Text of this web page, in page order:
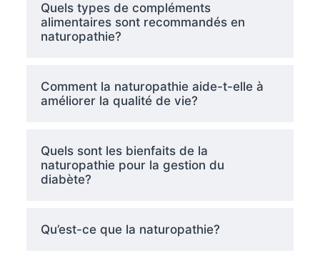
Quels types de compléments
alimentaires sont recommandés en
naturopathie?
Comment la naturopathie aide-t-elle à
améliorer la qualité de vie?
Quels sont les bienfaits de la
naturopathie pour la gestion du
diabète?
Qu’est-ce que la naturopathie?